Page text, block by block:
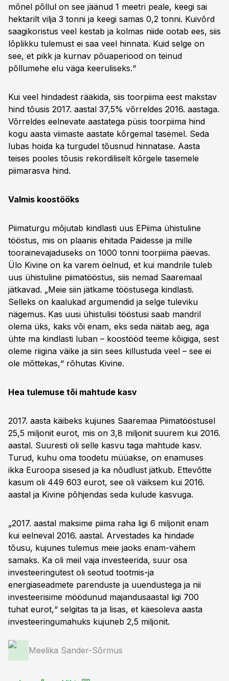
mõnel põllul on see jäänud 1 meetri peale, keegi sai
hektarilt vilja 3 tonni ja keegi samas 0,2 tonni. Kuivõrd
saagikoristus veel kestab ja kolmas niide ootab ees, siis
lõplikku tulemust ei saa veel hinnata. Kuid selge on
see, et pikk ja kurnav põuaperiood on teinud
põllumehe elu väga keeruliseks.“
Kui veel hindadest rääkida, siis toorpiima eest makstav
hind tõusis 2017. aastal 37,5% võrreldes 2016. aastaga.
Võrreldes eelnevate aastatega püsis toorpiima hind
kogu aasta viimaste aastate kõrgemal tasemel. Seda
lubas hoida ka turgudel tõusnud hinnatase. Aasta
teises pooles tõusis rekordiliselt kõrgele tasemele
piimarasva hind.
Valmis koostööks
Piimaturgu mõjutab kindlasti uus EPiima ühistuline
tööstus, mis on plaanis ehitada Paidesse ja mille
toorainevajaduseks on 1000 tonni toorpiima päevas.
Ülo Kivine on ka varem öelnud, et kui mandrile tuleb
uus ühistuline piimatööstus, siis nemad Saaremaal
jätkavad. „Meie siin jätkame tööstusega kindlasti.
Selleks on kaalukad argumendid ja selge tuleviku
nägemus. Kas uusi ühistulisi tööstusi saab mandril
olema üks, kaks või enam, eks seda näitab aeg, aga
ühte ma kindlasti luban – koostööd teeme kõigiga, sest
oleme riigina väike ja siin sees killustuda veel – see ei
ole mõttekas,“ rõhutas Kivine.
Hea tulemuse tõi mahtude kasv
2017. aasta käibeks kujunes Saaremaa Piimatööstusel
25,5 miljonit eurot, mis on 3,8 miljonit suurem kui 2016.
aastal. Suuresti oli selle kasvu taga mahtude kasv.
Turud, kuhu oma toodetu müüakse, on enamuses
ikka Euroopa sisesed ja ka nõudlust jätkub. Ettevõtte
kasum oli 449 603 eurot, see oli väiksem kui 2016.
aastal ja Kivine põhjendas seda kulude kasvuga.
„2017. aastal maksime piima raha ligi 6 miljonit enam
kui eelneval 2016. aastal. Arvestades ka hindade
tõusu, kujunes tulemus meie jaoks enam-vähem
samaks. Ka oli meil vaja investeerida, suur osa
investeeringutest oli seotud tootmis-ja
energiaseadmete parenduste ja uuendustega ja nii
investeerisime möödunud majandusaastal ligi 700
tuhat eurot,“ selgitas ta ja lisas, et käesoleva aasta
investeeringumahuks kujuneb 2,5 miljonit.
Meelika Sander-Sõrmus